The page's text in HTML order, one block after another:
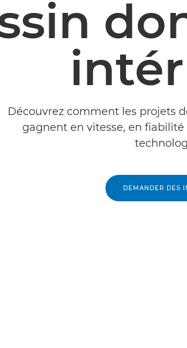
Découvrez comment les projets
gagnent en vitesse, en
DEMANDER DES